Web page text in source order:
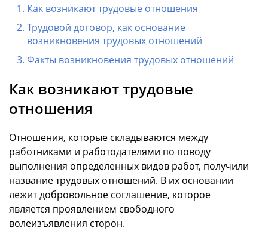
Как возникают трудовые отношения
Трудовой договор, как основание
возникновения трудовых отношений
Факты возникновения трудовых отношений
Как возникают трудовые
отношения
Отношения, которые складываются между
работниками и работодателями по поводу
выполнения определенных видов работ, получили
название трудовых отношений. В их основании
лежит добровольное соглашение, которое
является проявлением свободного
волеизъявления сторон.